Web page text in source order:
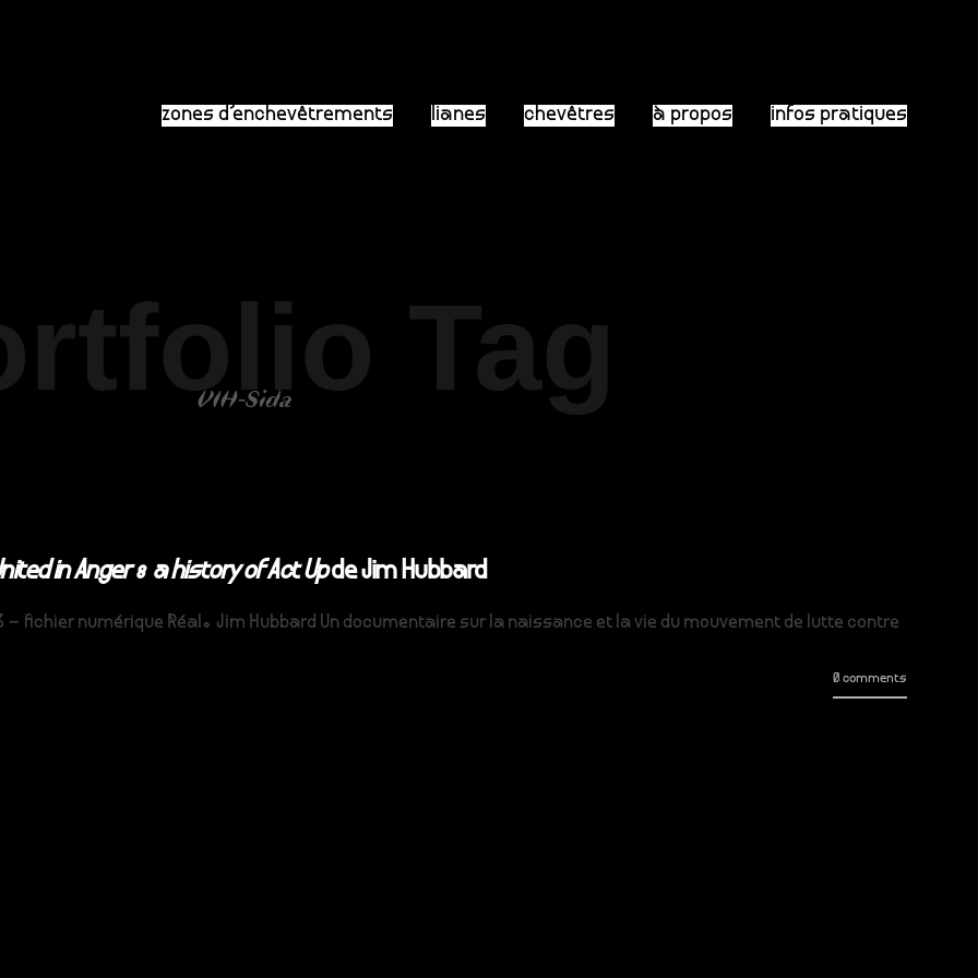
zones d’enchevêtrements lianes chevêtres à propos infos pratiques
Tag
VIH-Sida
in Anger : a history of Act Upde Jim Hubbard
1h33 – fichier numérique Réal. Jim Hubbard Un documentaire sur la naissance et la vie du mouvement de lutte contre
0 comments